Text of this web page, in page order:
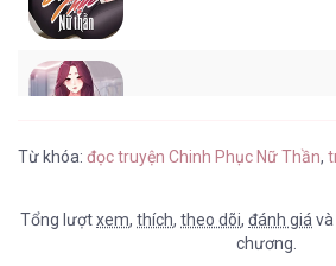
Từ khóa: đọc truyện Chinh Phục Nữ Thần,
Tổng lượtxem, thích, theo dõi, đánh giá và
chương.